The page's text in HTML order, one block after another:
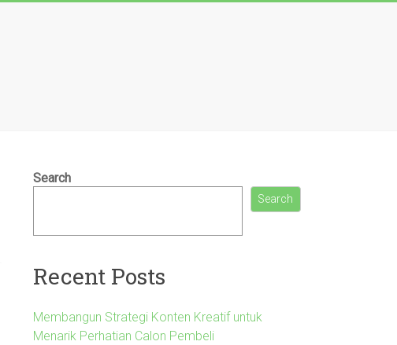
Search
Search
Recent Posts
Membangun Strategi Konten Kreatif untuk
Menarik Perhatian Calon Pembeli